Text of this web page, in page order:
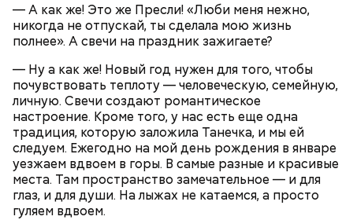
— А как же! Это же Пресли! «Люби меня нежно,
никогда не отпускай, ты сделала мою жизнь
полнее». А свечи на праздник зажигаете?
— Ну а как же! Новый год нужен для того, чтобы
почувствовать теплоту — человеческую, семейную,
личную. Свечи создают романтическое
настроение. Кроме того, у нас есть еще одна
традиция, которую заложила Танечка, и мы ей
следуем. Ежегодно на мой день рождения в январе
уезжаем вдвоем в горы. В самые разные и красивые
места. Там пространство замечательное — и для
глаз, и для души. На лыжах не катаемся, а просто
гуляем вдвоем.
Святитель Николай дожил до глубокой старости и
молились и земледельцы — о хорошей погоде, о
добром урожае. Была поговорка: «Кто Николая
любит, кто Николаю служит, тому святой Николай
во всякий час помогает».
50 г лиственного салата;
зелень петрушки, укропа;
1/2 стакана растительного масла;
100 г муки;
уксус по вкусу;
30 г сахара.